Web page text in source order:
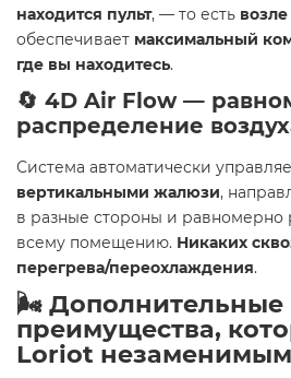
находится пульт, — то есть возле
обеспечивает максимальный
где вы находитесь.
🔄 4D Air Flow —
распределение
Система автоматически
вертикальными жалюзи,
в разные стороны и равномерно
всему помещению. Никаких
перегрева/переохлаждения.
🌬️ Дополнительные
преимущества,
Loriot незаменимым